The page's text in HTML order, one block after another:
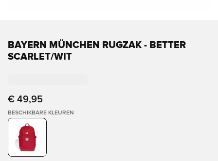
BAYERN MÜNCHEN RUGZAK - BETTER
SCARLET/WIT
€ 49,95
BESCHIKBARE KLEUREN